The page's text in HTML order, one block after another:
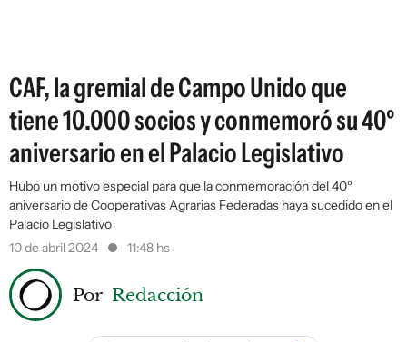
CAF, la gremial de Campo Unido que
tiene 10.000 socios y conmemoró su 40º
aniversario en el Palacio Legislativo
Hubo un motivo especial para que la conmemoración del 40º
aniversario de Cooperativas Agrarias Federadas haya sucedido en el
Palacio Legislativo
10 de abril 2024
11:48 hs
Por Redacción